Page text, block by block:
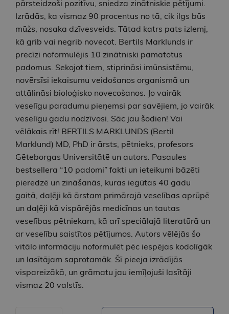
pārsteidzoši pozitīvu, sniedza zinātniskie pētījumi.
Izrādās, ka vismaz 90 procentus no tā, cik ilgs būs
mūžs, nosaka dzīvesveids. Tātad katrs pats izlemj,
kā grib vai negrib novecot. Bertils Marklunds ir
precīzi noformulējis 10 zinātniski pamatotus
padomus. Sekojot tiem, stiprināsi imūnsistēmu,
novērsīsi iekaisumu veidošanos organismā un
attālināsi bioloģisko novecošanos. Jo vairāk
veselīgu paradumu pieņemsi par savējiem, jo vairāk
veselīgu gadu nodzīvosi. Sāc jau šodien! Vai
vēlākais rīt! BERTILS MARKLUNDS (Bertil
Marklund) MD, PhD ir ārsts, pētnieks, profesors
Gēteborgas Universitātē un autors. Pasaules
bestsellera “10 padomi” fakti un ieteikumi bāzēti
pieredzē un zināšanās, kuras iegūtas 40 gadu
gaitā, daļēji kā ārstam primārajā veselības aprūpē
un daļēji kā vispārējās medicīnas un tautas
veselības pētniekam, kā arī speciālajā literatūrā un
ar veselību saistītos pētījumos. Autors vēlējās šo
vitālo informāciju noformulēt pēc iespējas kodolīgāk
un lasītājam saprotamāk. Šī pieeja izrādījās
vispareizākā, un grāmatu jau iemīļojuši lasītāji
vismaz 20 valstīs.